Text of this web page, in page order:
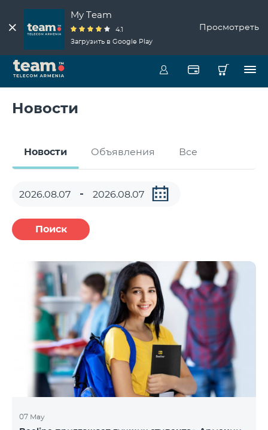
My Team
4.1
Загрузить в Google Play
Просмотреть
Новости
Новости Объявления Все
Поиск
07 May